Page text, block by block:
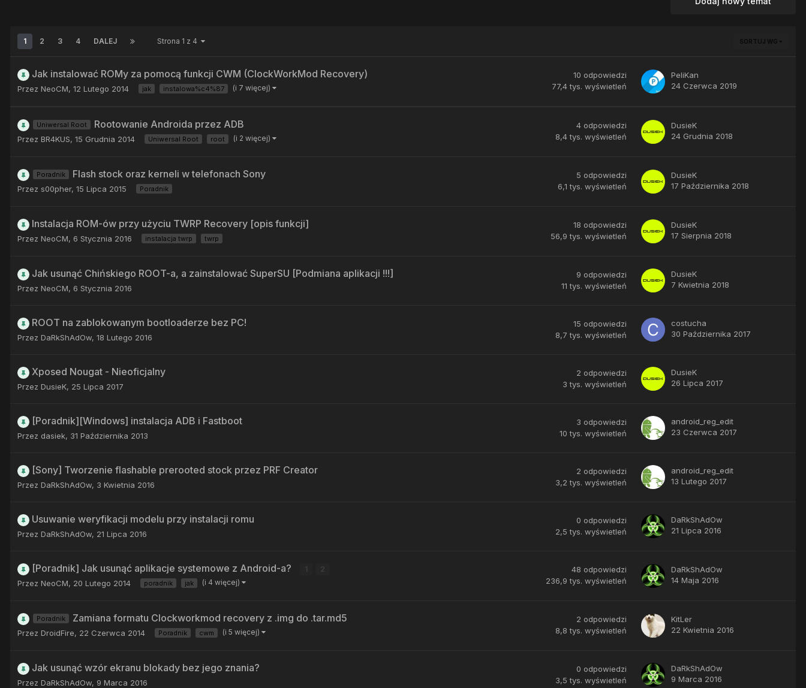
SORTUJ WG
1 2 3 4 DALEJ Strona 1 z 4
Jak instalować ROMy za pomocą funkcji CWM (ClockWorkMod Recovery)
Przez NeoCM, 12 Lutego 2014 jak instalowa%c4%87 (i 7 więcej)
10 odpowiedzi
77,4 tys. wyświetleń
PeliKan
24 Czerwca 2019
Uniwersal Root Rootowanie Androida przez ADB
Przez BR4KUS, 15 Grudnia 2014 Uniwersal Root root (i 2 więcej)
4 odpowiedzi
8,4 tys. wyświetleń
DusieK
24 Grudnia 2018
Poradnik Flash stock oraz kerneli w telefonach Sony
Przez s00pher, 15 Lipca 2015 Poradnik
5 odpowiedzi
6,1 tys. wyświetleń
DusieK
17 Października 2018
Instalacja ROM-ów przy użyciu TWRP Recovery [opis funkcji]
Przez NeoCM, 6 Stycznia 2016 instalacja twrp twrp
18 odpowiedzi
56,9 tys. wyświetleń
DusieK
17 Sierpnia 2018
Jak usunąć Chińskiego ROOT-a, a zainstalować SuperSU [Podmiana aplikacji !!!]
Przez NeoCM, 6 Stycznia 2016
9 odpowiedzi
11 tys. wyświetleń
DusieK
7 Kwietnia 2018
ROOT na zablokowanym bootloaderze bez PC!
Przez DaRkShAdOw, 18 Lutego 2016
15 odpowiedzi
8,7 tys. wyświetleń
costucha
30 Października 2017
Xposed Nougat - Nieoficjalny
Przez DusieK, 25 Lipca 2017
2 odpowiedzi
3 tys. wyświetleń
DusieK
26 Lipca 2017
[Poradnik][Windows] instalacja ADB i Fastboot
Przez dasiek, 31 Października 2013
3 odpowiedzi
10 tys. wyświetleń
android_reg_edit
23 Czerwca 2017
[Sony] Tworzenie flashable prerooted stock przez PRF Creator
Przez DaRkShAdOw, 3 Kwietnia 2016
2 odpowiedzi
3,2 tys. wyświetleń
android_reg_edit
13 Lutego 2017
Usuwanie weryfikacji modelu przy instalacji romu
Przez DaRkShAdOw, 21 Lipca 2016
0 odpowiedzi
2,5 tys. wyświetleń
DaRkShAdOw
21 Lipca 2016
[Poradnik] Jak usunąć aplikacje systemowe z Android-a?
Przez NeoCM, 20 Lutego 2014 poradnik jak (i 4 więcej)
48 odpowiedzi
236,9 tys. wyświetleń
DaRkShAdOw
14 Maja 2016
Poradnik Zamiana formatu Clockworkmod recovery z .img do .tar.md5
Przez DroidFire, 22 Czerwca 2014 Poradnik cwm (i 5 więcej)
2 odpowiedzi
8,8 tys. wyświetleń
KitLer
22 Kwietnia 2016
Jak usunąć wzór ekranu blokady bez jego znania?
Przez DaRkShAdOw, 9 Marca 2016
0 odpowiedzi
3,5 tys. wyświetleń
DaRkShAdOw
9 Marca 2016